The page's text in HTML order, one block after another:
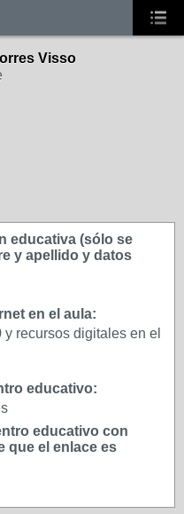
Visso
educativa (sólo se
y apellido y datos
en el aula:
recursos digitales en el
educativo:
educativo con
que el enlace es